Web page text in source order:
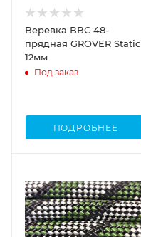
Веревка ВВС 48-
прядная GROVER Static
12мм
Под заказ
ПОДРОБНЕЕ